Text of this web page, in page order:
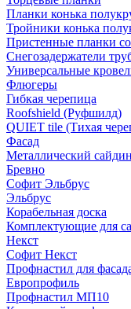
Планки конька
Тройники конька
Пристенные планки
Снегозадержатели
Универсальные
Флюгеры
Гибкая черепица
Roofshield (Руфшилд)
QUIET tile (Тихая
Фасад
Металлический
Бревно
Софит Эльбрус
Эльбрус
Корабельная доска
Комплектующие для
Некст
Софит Некст
Профнастил для
Европрофиль
Профнастил МП10